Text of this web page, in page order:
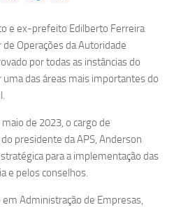
e ex-prefeito Edilberto Ferreira
Operações da Autoridade
por todas as instâncias do
das áreas mais importantes do
de 2023, o cargo de
presidente da APS, Anderson
para a implementação das
e pelos conselhos.
Administração de Empresas,